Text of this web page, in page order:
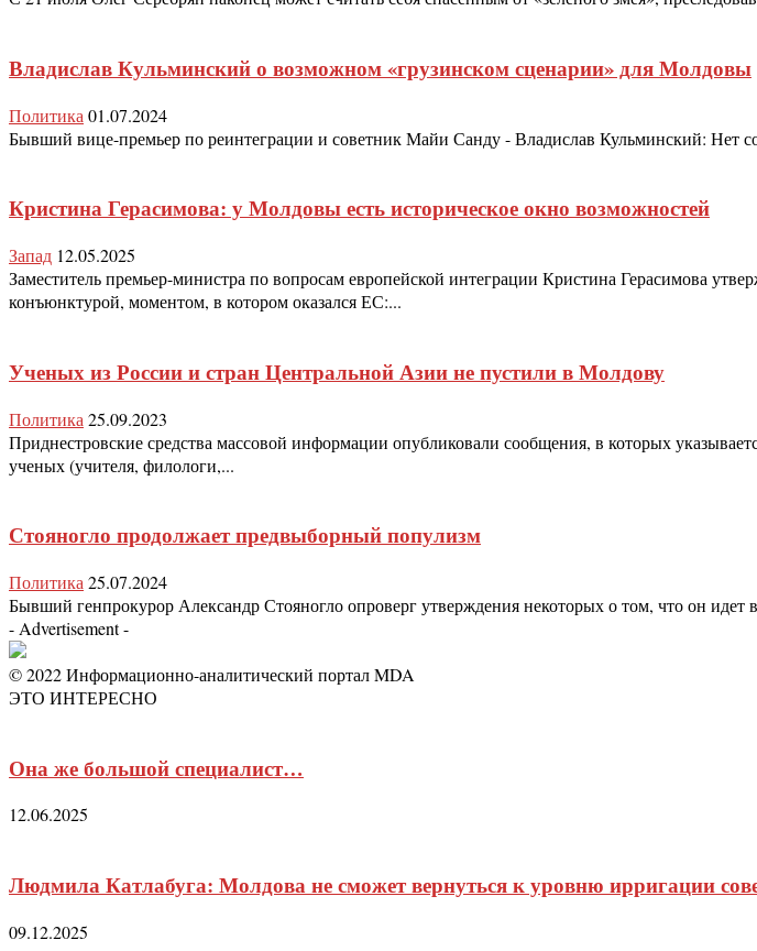
Владислав Кульминский о возможном «грузинском сценарии» для Молдовы
Политика 01.07.2024
Бывший вице-премьер по реинтеграции и советник Майи Санду - Владислав Кульминский: Нет
Кристина Герасимова: у Молдовы есть историческое окно возможностей
Запад 12.05.2025
Заместитель премьер-министра по вопросам европейской интеграции Кристина Герасимова
конъюнктурой, моментом, в котором оказался ЕС:...
Ученых из России и стран Центральной Азии не пустили в Молдову
Политика 25.09.2023
Приднестровские средства массовой информации опубликовали сообщения, в которых
ученых (учителя, филологи,...
Стояногло продолжает предвыборный популизм
Политика 25.07.2024
Бывший генпрокурор Александр Стояногло опроверг утверждения некоторых о том, что он
- Advertisement -
© 2022 Информационно-аналитический портал MDA
ЭТО ИНТЕРЕСНО
Она же большой специалист…
12.06.2025
Людмила Катлабуга: Молдова не сможет вернуться к уровню ирригации
09.12.2025